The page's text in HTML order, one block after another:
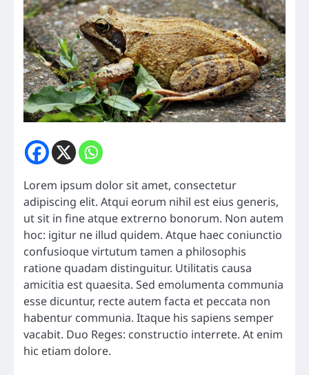
Lorem ipsum dolor sit amet, consectetur
adipiscing elit. Atqui eorum nihil est eius generis,
ut sit in fine atque extrerno bonorum. Non autem
hoc: igitur ne illud quidem. Atque haec coniunctio
confusioque virtutum tamen a philosophis
ratione quadam distinguitur. Utilitatis causa
amicitia est quaesita. Sed emolumenta communia
esse dicuntur, recte autem facta et peccata non
habentur communia. Itaque his sapiens semper
vacabit. Duo Reges: constructio interrete. At enim
hic etiam dolore.